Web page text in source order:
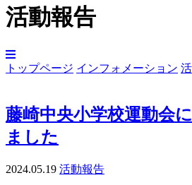
活動報告
トップページ インフォメーション
藤崎中央小学校運動会
ました
2024.05.19 活動報告